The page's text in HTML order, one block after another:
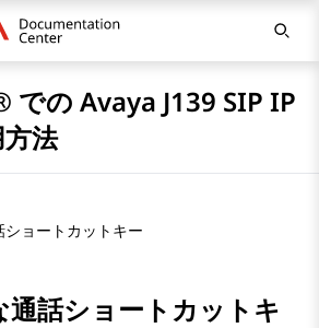
の Avaya J139 SIP IP
法
ョートカットキー
通話ショートカットキ